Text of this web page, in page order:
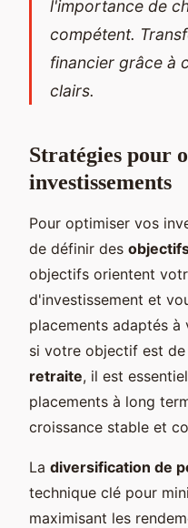
l'importance de
compétent.
financier grâce à
clairs.
Stratégies pour
investissements
Pour optimiser vos
de définir des
objectifs orientent
d'investissement et
placements adaptés à
si votre objectif est
retraite, il est
placements à long
croissance stable et
La diversification de
technique clé pour
maximisant les